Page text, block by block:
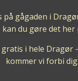
på gågaden i
kan du gøre det her
i hele Dragør
kommer vi forbi dig.